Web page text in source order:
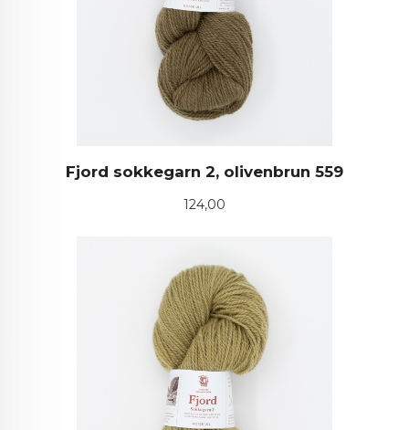
Fjord sokkegarn 2, olivenbrun 559
Pris
124,00